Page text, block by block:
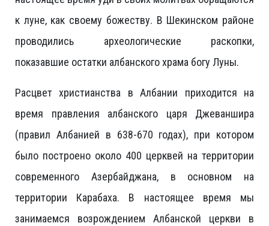
к луне, как своему божеству. В Шекинском районе
проводились археологические раскопки,
показавшие остатки албанского храма богу Луны.
Расцвет христианства в Албании приходится на
время правления албанского царя Джеваншира
(правил Албанией в 638-670 годах), при котором
было построено около 400 церквей на территории
современного Азербайджана, в основном на
территории Карабаха. В настоящее время мы
занимаемся возрождением Албанской церкви в